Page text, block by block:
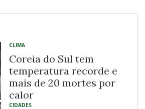
CLIMA
Coreia do Sul tem
temperatura recorde e
mais de 20 mortes por
calor
CIDADES